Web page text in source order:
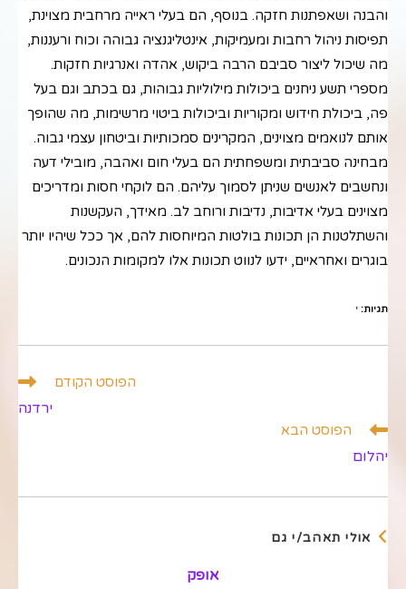
והבנה ושאפתנות חזקה. בנוסף, הם בעלי ראייה מרחבית מצוינת,
תפיסות ניהול רחבות ומעמיקות, אינטליגנציה גבוהה וכוח ורעננות,
מה שיכול ליצור סביבם הרבה ביקוש, אהדה ואנרגיות חזקות.
מספרי תשע ניחנים ביכולות מילוליות גבוהות, גם בכתב וגם בעל
פה, ביכולת חידוש ומקוריות וביכולות ביטוי מרשימות, מה שהופך
אותם לנואמים מצוינים, המקרינים סמכותיות וביטחון עצמי גבוה.
מבחינה סביבתית ומשפחתית הם בעלי חום ואהבה, מובילי דעה
ונחשבים לאנשים שניתן לסמוך עליהם. הם לוקחי חסות ומדריכים
מצוינים בעלי אדיבות, נדיבות ורוחב לב. מאידך, העקשנות
והשתלטנות הן תכונות בולטות המיוחסות להם, אך ככל שיהיו יותר
בוגרים ואחראיים, ידעו לנווט תכונות אלו למקומות הנכונים.
תגיות: י
הפוסט הקודם
ירדנה
הפוסט הבא
יהלום
אולי תאהב/י גם
אופק